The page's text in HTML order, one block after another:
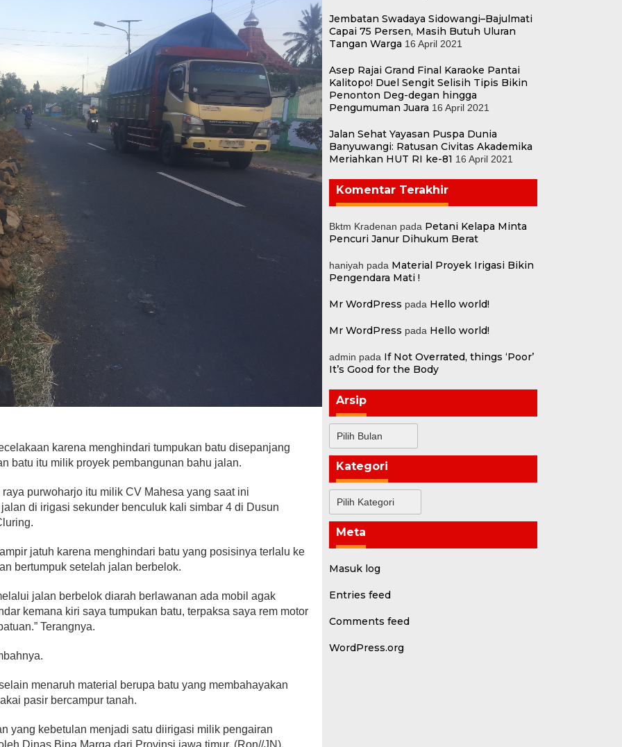
karena menghindari tumpukan batu disepanjang
batu itu milik proyek pembangunan bahu jalan.
purwoharjo itu milik CV Mahesa yang saat ini
di irigasi sekunder benculuk kali simbar 4 di Dusun
jatuh karena menghindari batu yang posisinya terlalu ke
bertumpuk setelah jalan berbelok.
jalan berbelok diarah berlawanan ada mobil agak
kemana kiri saya tumpukan batu, terpaksa saya rem motor
Terangnya.
menaruh material berupa batu yang membahayakan
pasir bercampur tanah.
yang kebetulan menjadi satu diirigasi milik pengairan
Dinas Bina Marga dari Provinsi jawa timur. (Ron//JN).
Jembatan Swadaya Sidowangi–Bajulmati
Capai 75 Persen, Masih Butuh Uluran
Tangan Warga 16 April 2021
Asep Rajai Grand Final Karaoke Pantai
Kalitopo! Duel Sengit Selisih Tipis Bikin
Penonton Deg-degan hingga
Pengumuman Juara 16 April 2021
Jalan Sehat Yayasan Puspa Dunia
Banyuwangi: Ratusan Civitas Akademika
Meriahkan HUT RI ke-81 16 April 2021
Komentar Terakhir
Bktm Kradenan pada Petani Kelapa Minta
Pencuri Janur Dihukum Berat
haniyah pada Material Proyek Irigasi Bikin
Pengendara Mati !
Mr WordPress pada Hello world!
Mr WordPress pada Hello world!
admin pada If Not Overrated, things ‘Poor’
It’s Good for the Body
Arsip
Kategori
Meta
Masuk log
Entries feed
Comments feed
WordPress.org